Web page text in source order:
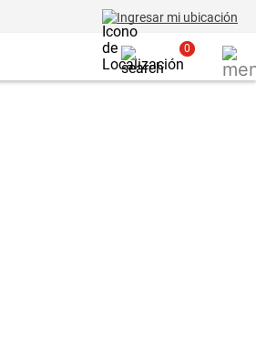
Ingresar mi ubicación
0